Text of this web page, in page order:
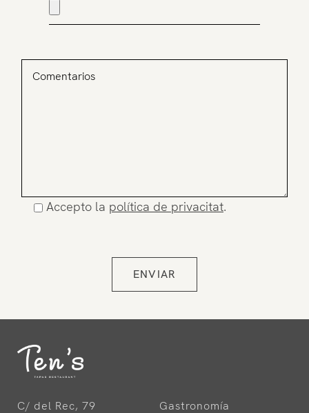
Accepto la política de privacitat.
C/ del Rec, 79
Gastronomía